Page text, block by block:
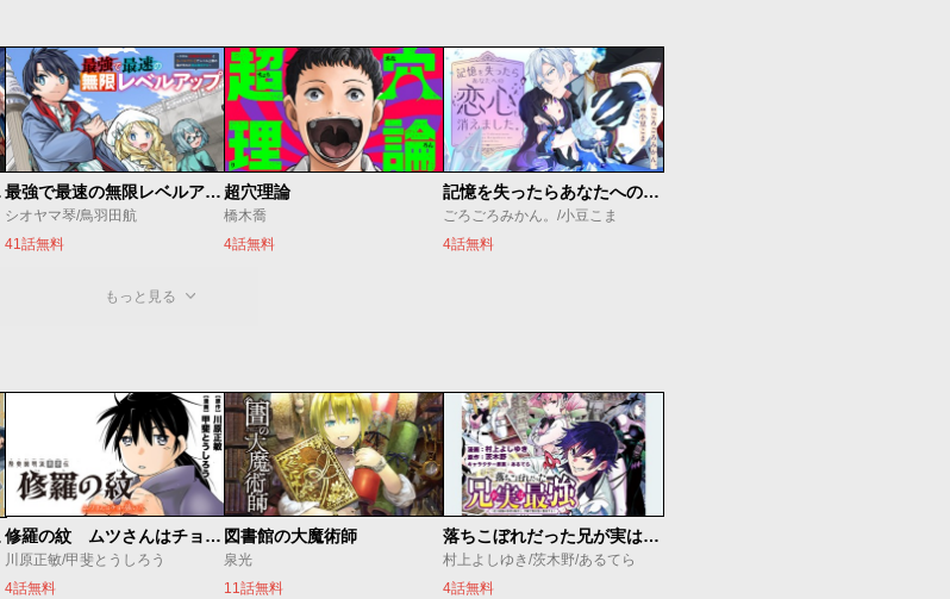
攻略者 最強で最速の無限レベルアップ ～スキル【経験値１０００倍】と【レベルフリー】でレベル上限の枷が外れた俺は無双する～
シオヤマ琴/鳥羽田航
41話無料
超穴理論
橋木喬
4話無料
記憶を失ったらあなたへの恋心も消えました。
ごろごろみかん。/小豆こま
4話無料
もっと見る
い～ 修羅の紋 ムツさんはチョー強い？！
川原正敏/甲斐とうしろう
4話無料
図書館の大魔術師
泉光
11話無料
落ちこぼれだった兄が実は最強 ～史上最強の勇者は転生し、学園で無自覚に無双する～
村上よしゆき/茨木野/あるてら
4話無料